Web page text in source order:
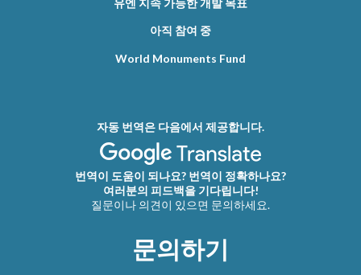
아직 참여 중
World Monuments Fund
자동 번역은 다음에서 제공합니다.
번역이 도움이 되나요? 번역이 정확하나요?
여러분의 피드백을 기다립니다!
질문이나 의견이 있으면 문의하세요.
문의하기